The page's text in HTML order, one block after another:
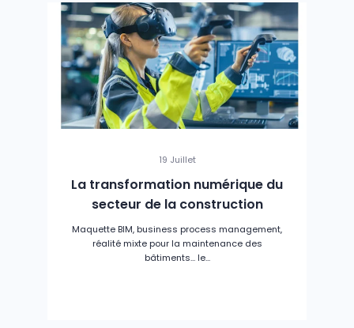
19 Juillet
La transformation numérique du
secteur de la construction
Maquette BIM, business process management,
réalité mixte pour la maintenance des
bâtiments... le...